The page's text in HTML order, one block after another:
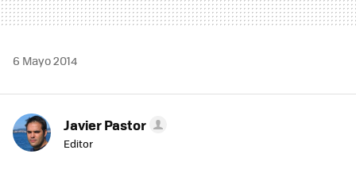
6 Mayo 2014
Javier Pastor
Editor